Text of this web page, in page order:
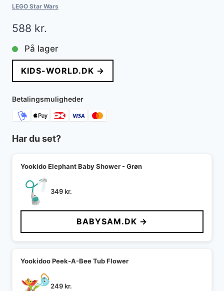
LEGO Star Wars
588 kr.
På lager
KIDS-WORLD.DK →
Betalingsmuligheder
Har du set?
Yookido Elephant Baby Shower - Grøn
349kr.
BABYSAM.DK →
Yookidoo Peek-A-Bee Tub Flower
249kr.